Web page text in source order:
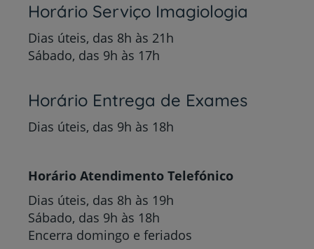
Horário Serviço Imagiologia
Dias úteis, das 8h às 21h
Sábado, das 9h às 17h
Horário Entrega de Exames
Dias úteis, das 9h às 18h
Horário Atendimento Telefónico
Dias úteis, das 8h às 19h
Sábado, das 9h às 18h
Encerra domingo e feriados